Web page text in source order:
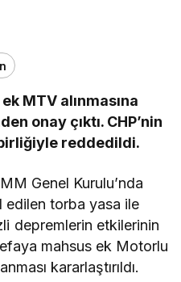
MTV alınmasına
onay çıktı. CHP’nin
reddedildi.
Genel Kurulu’nda
edilen torba yasa ile
depremlerin etkilerinin
mahsus ek Motorlu
kararlaştırıldı.